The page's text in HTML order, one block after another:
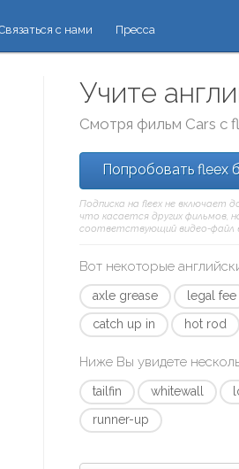
с нами Пресса
Учите
Смотря фильм Cars с
Попробовать fleex
Подписка на fleex не включает
что касается других фильмов,
соответствующий видео-файл
Вот некоторые
axle grease legal fee
catch up in
hot rod
Ниже Вы увидете
tailfin whitewall
runner-up